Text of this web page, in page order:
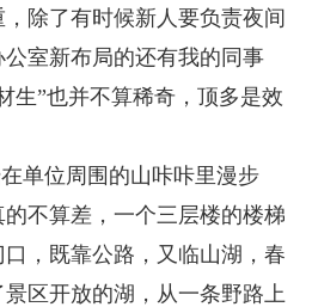
当代文坛 四川作家报
征稿启事 新会员发展名单
除了有时候新人要负责夜间
室新布局的还有我的同事
生”也并不算稀奇，顶多是效
单位周围的山咔咔里漫步
不算差，一个三层楼的楼梯
，既靠公路，又临山湖，春
区开放的湖，从一条野路上